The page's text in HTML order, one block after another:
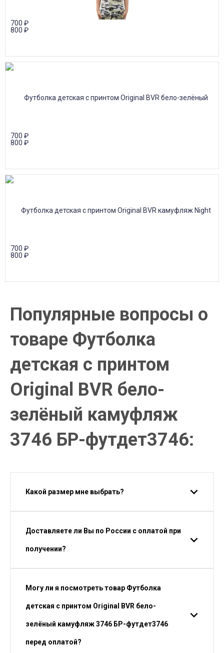
700 ₽
800 ₽
700 ₽
800 ₽
700 ₽
800 ₽
Популярные вопросы о
товаре Футболка
детская с принтом
Original BVR бело-
зелёный камуфляж
3746 БР-футдет3746:
Какой размер мне выбрать?
Доставляете ли Вы по России с оплатой при
получении?
Могу ли я посмотреть товар Футболка
детская с принтом Original BVR бело-
зелёный камуфляж 3746 БР-футдет3746
перед оплатой?